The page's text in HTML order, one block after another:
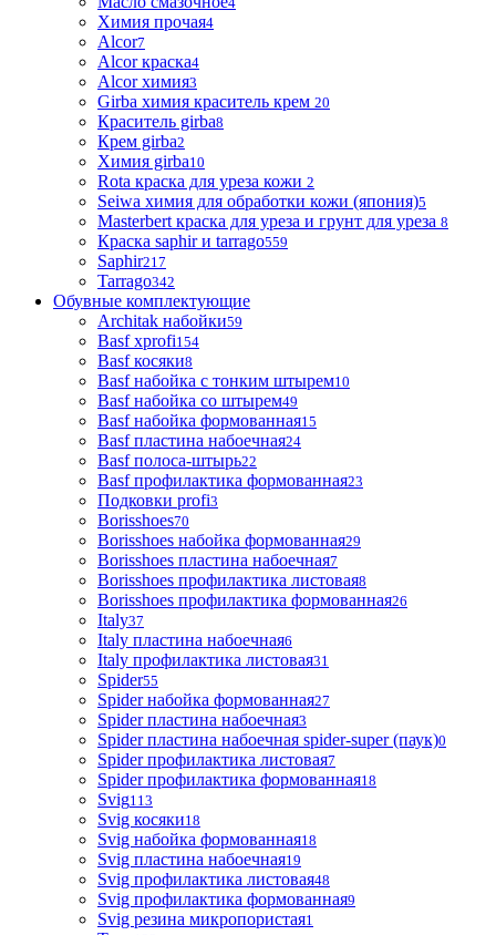
Химия прочая4
Alcor7
Alcor краска4
Alcor химия3
Girba химия краситель крем 20
Краситель girba8
Крем girba2
Химия girba10
Rota краска для уреза кожи 2
Seiwa химия для обработки кожи (япония)5
Masterbert краска для уреза и грунт для уреза 8
Краска saphir и tarrago559
Saphir217
Tarrago342
Обувные комплектующие
Architak набойки59
Basf xprofi154
Basf косяки8
Basf набойка с тонким штырем10
Basf набойка со штырем49
Basf набойка формованная15
Basf пластина набоечная24
Basf полоса-штырь22
Basf профилактика формованная23
Подковки profi3
Borisshoes70
Borisshoes набойка формованная29
Borisshoes пластина набоечная7
Borisshoes профилактика листовая8
Borisshoes профилактика формованная26
Italy37
Italy пластина набоечная6
Italy профилактика листовая31
Spider55
Spider набойка формованная27
Spider пластина набоечная3
Spider пластина набоечная spider-super (паук)0
Spider профилактика листовая7
Spider профилактика формованная18
Svig113
Svig косяки18
Svig набойка формованная18
Svig пластина набоечная19
Svig профилактика листовая48
Svig профилактика формованная9
Svig резина микропористая1